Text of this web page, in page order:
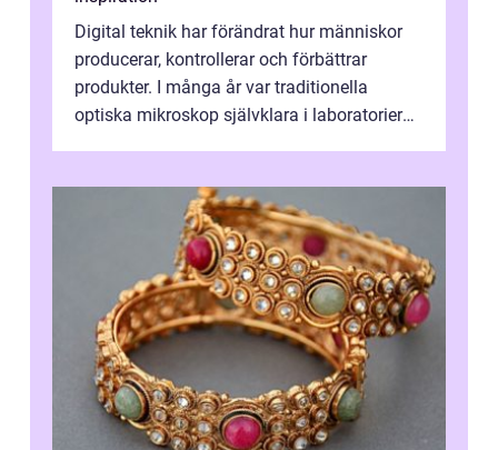
Digital teknik har förändrat hur människor
producerar, kontrollerar och förbättrar
produkter. I många år var traditionella
optiska mikroskop självklara i laboratorier